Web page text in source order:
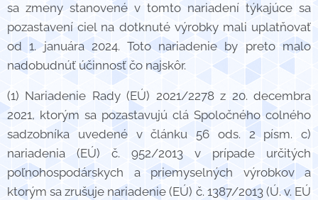
sa zmeny stanovené v tomto nariadení týkajúce sa
pozastavení ciel na dotknuté výrobky mali uplatňovať
od 1. januára 2024. Toto nariadenie by preto malo
nadobudnúť účinnosť čo najskôr.
(1) Nariadenie Rady (EÚ) 2021/2278 z 20. decembra
2021, ktorým sa pozastavujú clá Spoločného colného
sadzobníka uvedené v článku 56 ods. 2 písm. c)
nariadenia (EÚ) č. 952/2013 v prípade určitých
poľnohospodárskych a priemyselných výrobkov a
ktorým sa zrušuje nariadenie (EÚ) č. 1387/2013 (Ú. v. EÚ